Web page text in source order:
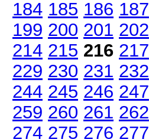
184 185 186 187
199 200 201 202
214 215 216 217
229 230 231 232
244 245 246 247
259 260 261 262
274 275 276 277